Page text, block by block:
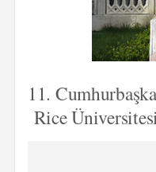
11.
Rice